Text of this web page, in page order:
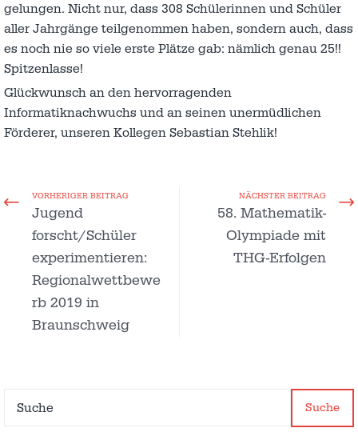
gelungen. Nicht nur, dass 308 Schülerinnen und Schüler
aller Jahrgänge teilgenommen haben, sondern auch, dass
es noch nie so viele erste Plätze gab: nämlich genau 25!!
Spitzenlasse!
Glückwunsch an den hervorragenden
Informatiknachwuchs und an seinen unermüdlichen
Förderer, unseren Kollegen Sebastian Stehlik!
VORHERIGER BEITRAG
Jugend
forscht/Schüler
experimentieren:
Regionalwettbewe
rb 2019 in
Braunschweig
NÄCHSTER BEITRAG
58. Mathematik-
Olympiade mit
THG-Erfolgen
Suche